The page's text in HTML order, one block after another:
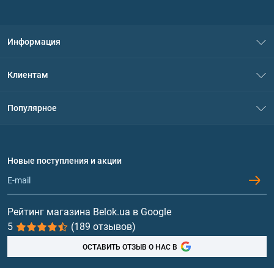
Информация
Политика конфиденциальности
Обмен и возврат
Клиентам
Популярное
Протеин
Гейнеры
Витамины и минералы
Рыбий жир, жирные кислоты
Новые поступления и акции
Рейтинг магазина Belok.ua в Google
5
(189 отзывов)
ОСТАВИТЬ ОТЗЫВ О НАС В